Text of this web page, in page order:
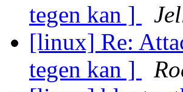
tegen kan ]
[linux] Re:
tegen kan ]